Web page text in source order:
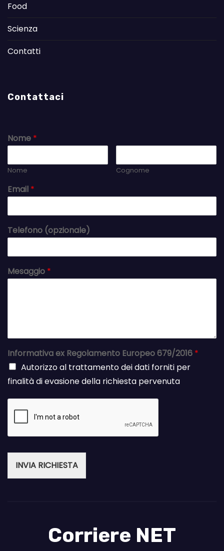
Food
Scienza
Contatti
Contattaci
Nome *
Nome Cognome
Email *
Telefono (opzionale)
Mesaggio *
Informativa ex Regolamento Europeo 679/2016 *
Autorizzo al trattamento dei dati forniti per
finalità di evasione della richiesta pervenuta
INVIA RICHIESTA
Corriere NET